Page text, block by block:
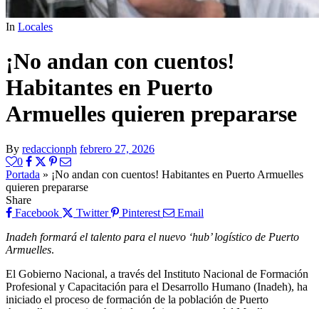
In Locales
¡No andan con cuentos!
Habitantes en Puerto
Armuelles quieren prepararse
By redaccionph febrero 27, 2026
0
Portada » ¡No andan con cuentos! Habitantes en Puerto Armuelles
quieren prepararse
Share
Facebook
Twitter Pinterest
Email
Inadeh formará el talento para el nuevo ‘hub’ logístico de Puerto
Armuelles.
El Gobierno Nacional, a través del Instituto Nacional de Formación
Profesional y Capacitación para el Desarrollo Humano (Inadeh), ha
iniciado el proceso de formación de la población de Puerto